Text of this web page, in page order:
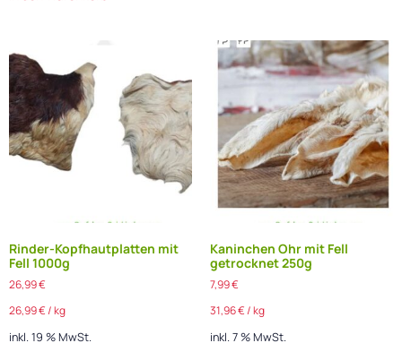
Rinder-Kopfhautplatten mit
Fell 1000g
26,99€
26,99€/kg
inkl. 19 % MwSt.
Kaninchen Ohr mit Fell
getrocknet 250g
7,99€
31,96€/kg
inkl. 7 % MwSt.